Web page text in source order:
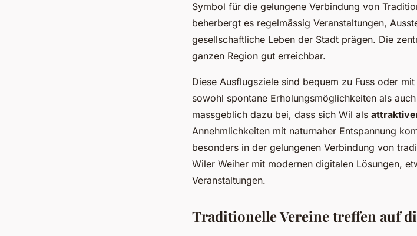
Symbol für die gelungene Verbindung von
beherbergt es regelmässig Veranstaltungen,
gesellschaftliche Leben der Stadt prägen. Die
ganzen Region gut erreichbar.
Diese Ausflugsziele sind bequem zu Fuss oder
sowohl spontane Erholungsmöglichkeiten als
massgeblich dazu bei, dass sich Wil als
Annehmlichkeiten mit naturnaher Entspannung
besonders in der gelungenen Verbindung von
Wiler Weiher mit modernen digitalen Lösungen,
Veranstaltungen.
Traditionelle Vereine treffen auf